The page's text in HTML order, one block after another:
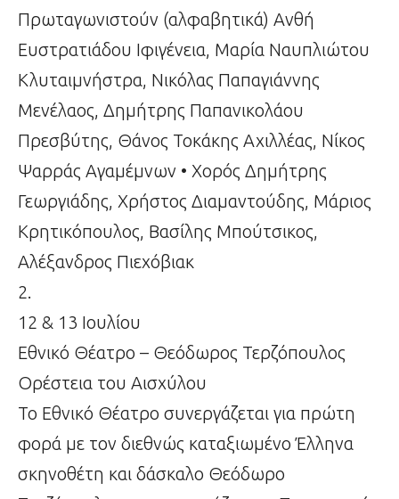
Πρωταγωνιστούν (αλφαβητικά) Ανθή
Ευστρατιάδου Ιφιγένεια, Μαρία Ναυπλιώτου
Κλυταιμνήστρα, Νικόλας Παπαγιάννης
Μενέλαος, Δημήτρης Παπανικολάου
Πρεσβύτης, Θάνος Τοκάκης Αχιλλέας, Νίκος
Ψαρράς Αγαμέμνων • Χορός Δημήτρης
Γεωργιάδης, Χρήστος Διαμαντούδης, Μάριος
Κρητικόπουλος, Βασίλης Μπούτσικος,
Αλέξανδρος Πιεχόβιακ
2.
12 & 13 Ιουλίου
Εθνικό Θέατρο – Θεόδωρος Τερζόπουλος
Ορέστεια του Αισχύλου
Το Εθνικό Θέατρο συνεργάζεται για πρώτη
φορά με τον διεθνώς καταξιωμένο Έλληνα
σκηνοθέτη και δάσκαλο Θεόδωρο